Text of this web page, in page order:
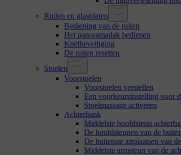
Ruiten en glasplaten
Bediening van de ruiten
Het panoramadak bedienen
Knelbeveiliging
De ruiten resetten
Stoelen
Voorstoelen
Voorstoelen verstellen
Een voorkeursinstelling voor
Stoelmassage activeren
Achterbank
Middelste hoofdsteun
De hoofdsteunen van de
De buitenste zitplaatsen van
Middelste armsteun van de